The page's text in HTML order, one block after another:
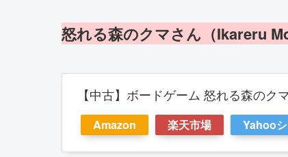
怒れる森のクマさん（Ikareru
【中古】ボードゲーム 怒れる森のク
Amazon 楽天市場 Yahoo